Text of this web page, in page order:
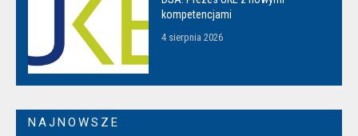
kompetencjami
4 sierpnia 2026
NAJNOWSZE